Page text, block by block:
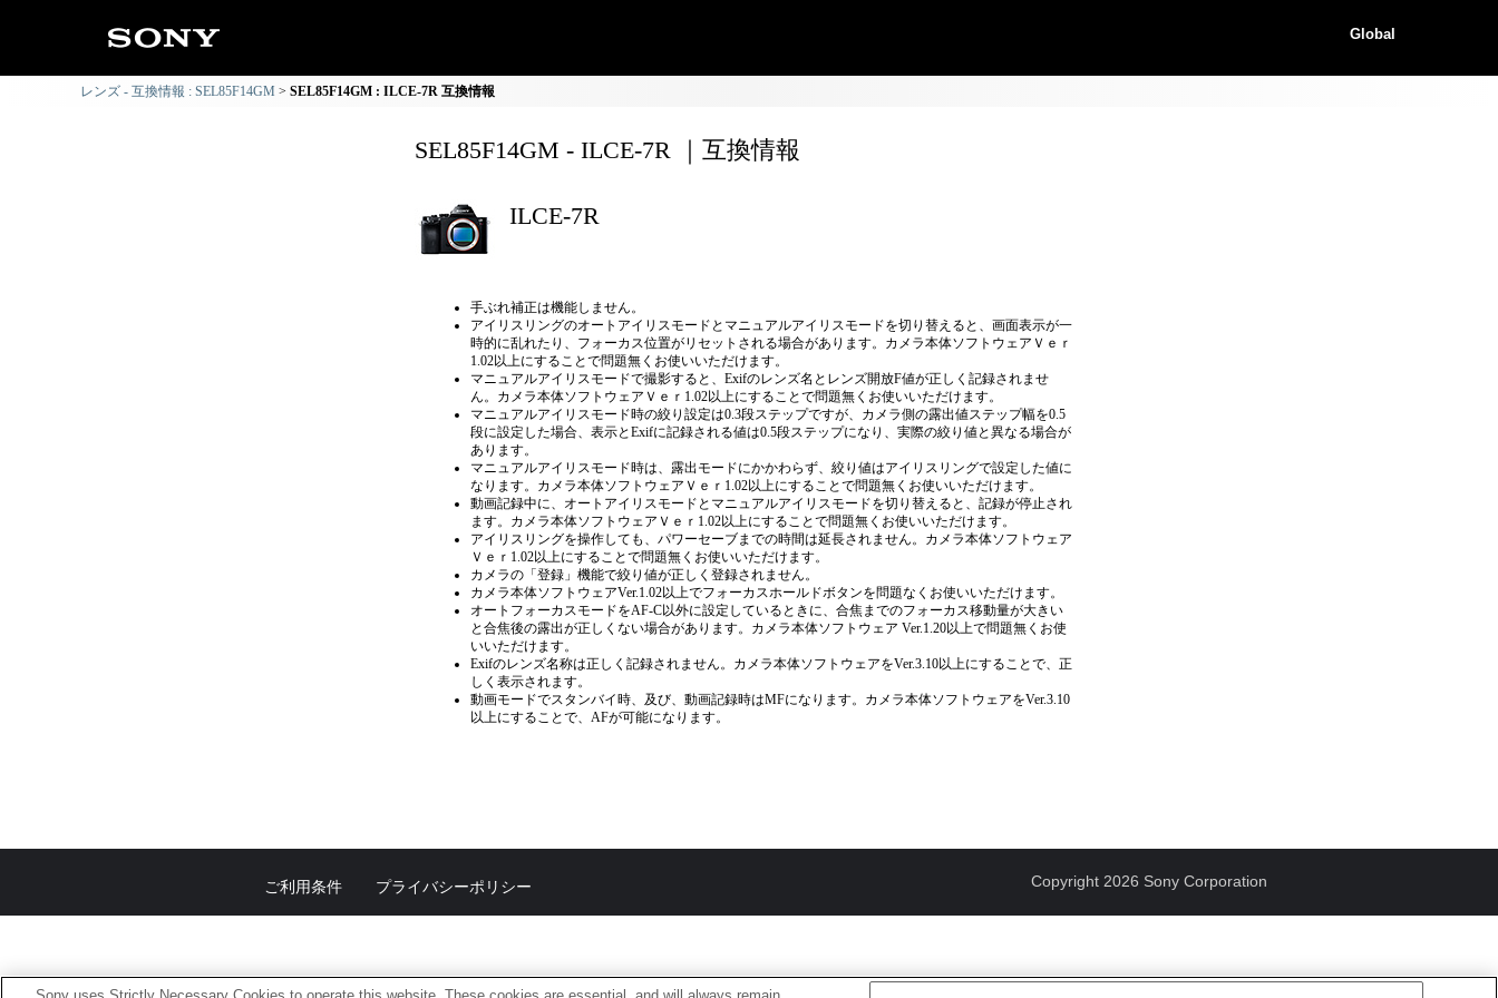
Global
レンズ - 互換情報 : SEL85F14GM SEL85F14GM : ILCE-7R 互換情報
SEL85F14GM - ILCE-7R ｜互換情報
ILCE-7R
手ぶれ補正は機能しません。
アイリスリングのオートアイリスモードとマニュアルアイリスモードを切り替えると、画面表示が一
時的に乱れたり、フォーカス位置がリセットされる場合があります。カメラ本体ソフトウェアＶｅｒ
1.02以上にすることで問題無くお使いいただけます。
マニュアルアイリスモードで撮影すると、Exifのレンズ名とレンズ開放F値が正しく記録されませ
ん。カメラ本体ソフトウェアＶｅｒ1.02以上にすることで問題無くお使いいただけます。
マニュアルアイリスモード時の絞り設定は0.3段ステップですが、カメラ側の露出値ステップ幅を0.5
段に設定した場合、表示とExifに記録される値は0.5段ステップになり、実際の絞り値と異なる場合が
あります。
マニュアルアイリスモード時は、露出モードにかかわらず、絞り値はアイリスリングで設定した値に
なります。カメラ本体ソフトウェアＶｅｒ1.02以上にすることで問題無くお使いいただけます。
動画記録中に、オートアイリスモードとマニュアルアイリスモードを切り替えると、記録が停止され
ます。カメラ本体ソフトウェアＶｅｒ1.02以上にすることで問題無くお使いいただけます。
アイリスリングを操作しても、パワーセーブまでの時間は延長されません。カメラ本体ソフトウェア
Ｖｅｒ1.02以上にすることで問題無くお使いいただけます。
カメラの「登録」機能で絞り値が正しく登録されません。
カメラ本体ソフトウェアVer.1.02以上でフォーカスホールドボタンを問題なくお使いいただけます。
オートフォーカスモードをAF-C以外に設定しているときに、合焦までのフォーカス移動量が大きい
と合焦後の露出が正しくない場合があります。カメラ本体ソフトウェア Ver.1.20以上で問題無くお使
いいただけます。
Exifのレンズ名称は正しく記録されません。カメラ本体ソフトウェアをVer.3.10以上にすることで、正
しく表示されます。
動画モードでスタンバイ時、及び、動画記録時はMFになります。カメラ本体ソフトウェアをVer.3.10
以上にすることで、AFが可能になります。
ご利用条件 プライバシーポリシー Copyright 2026 Sony Corporation